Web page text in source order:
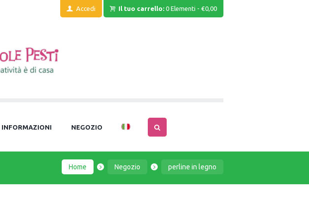
Accedi Il tuo carrello: 0 Elementi -€0,00
INFORMAZIONI NEGOZIO
Home Negozio perline in legno